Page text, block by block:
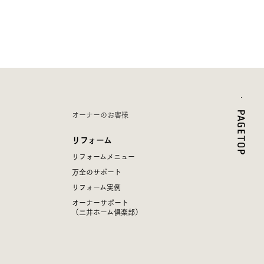
オーナーのお客様
リフォーム
リフォームメニュー
万全のサポート
リフォーム実例
オーナーサポート
（三井ホーム倶楽部）